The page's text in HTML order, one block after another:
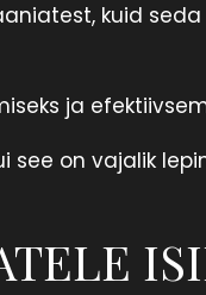
kuid
ja
see on vajalik